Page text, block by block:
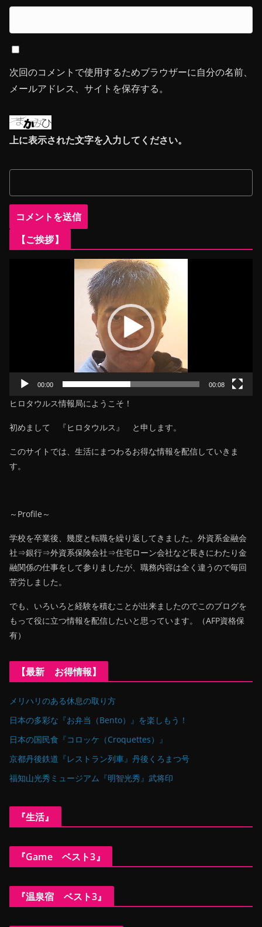
次回のコメントで使用するためブラウザーに自分の名前、
メールアドレス、サイトを保存する。
上に表示された文字を入力してください。
【ご挨拶】
00:00 00:08
ヒロタウルス情報局にようこそ！
初めまして 『ヒロタウルス』 と申します。
このサイトでは、生活にまつわるお得な情報を配信していきま
す。
～Profile～
学校を卒業後、幾度と転職を繰り返してきました。外資系金融会
社⇒銀行⇒外資系保険会社⇒住宅ローン会社など長きにわたり金
融関係の仕事をして参りましたが、職務内容は全く違うので毎回
苦労しました。
でも、いろいろと経験を積むことが出来ましたのでこのブログを
もって役に立つ情報を配信したいと思っています。（AFP資格保
有）
【最新 お得情報】
メリハリのある休息の取り方
日本の多彩な『お弁当（Bento）』を楽しもう！
日本の国民食『コロッケ（Croquettes）』
京都丹後鉄道『レストラン列車』丹後くろまつ号
福知山光秀ミュージアム『明智光秀』武将印
『生活』
『Game ベスト3』
『温泉宿 ベスト3』